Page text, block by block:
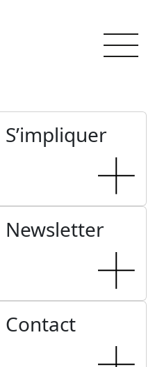
S’impliquer
Newsletter
Contact